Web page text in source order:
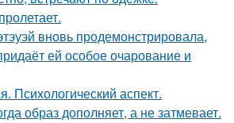
вновь продемонстрировала,
ей особое очарование и
Психологический аспект.
образ дополняет, а не затмевает.